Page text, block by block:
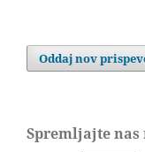
Oddaj nov
Spremljajte